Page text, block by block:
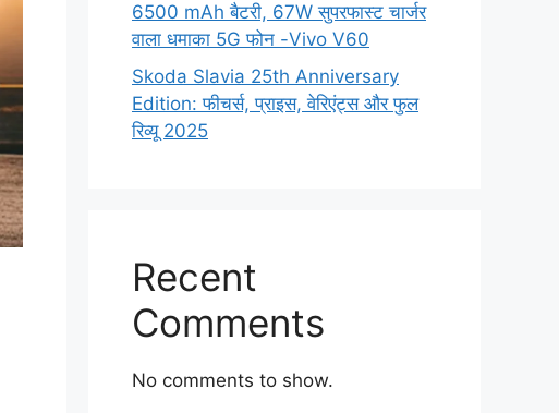
6500 mAh बैटरी, 67W सुपरफास्ट चार्जर
वाला धमाका 5G फोन -Vivo V60
Skoda Slavia 25th Anniversary
Edition: फीचर्स, प्राइस, वेरिएंट्स और फुल
रिव्यू 2025
Recent
Comments
No comments to show.